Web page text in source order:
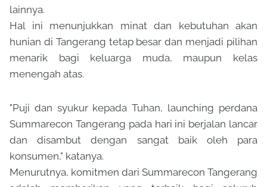
lainnya.
Hal ini menunjukkan minat dan kebutuhan akan
hunian di Tangerang tetap besar dan menjadi pilihan
menarik bagi keluarga muda, maupun kelas
menengah atas.
"Puji dan syukur kepada Tuhan, launching perdana
Summarecon Tangerang pada hari ini berjalan lancar
dan disambut dengan sangat baik oleh para
konsumen," katanya.
Menurutnya, komitmen dari Summarecon Tangerang